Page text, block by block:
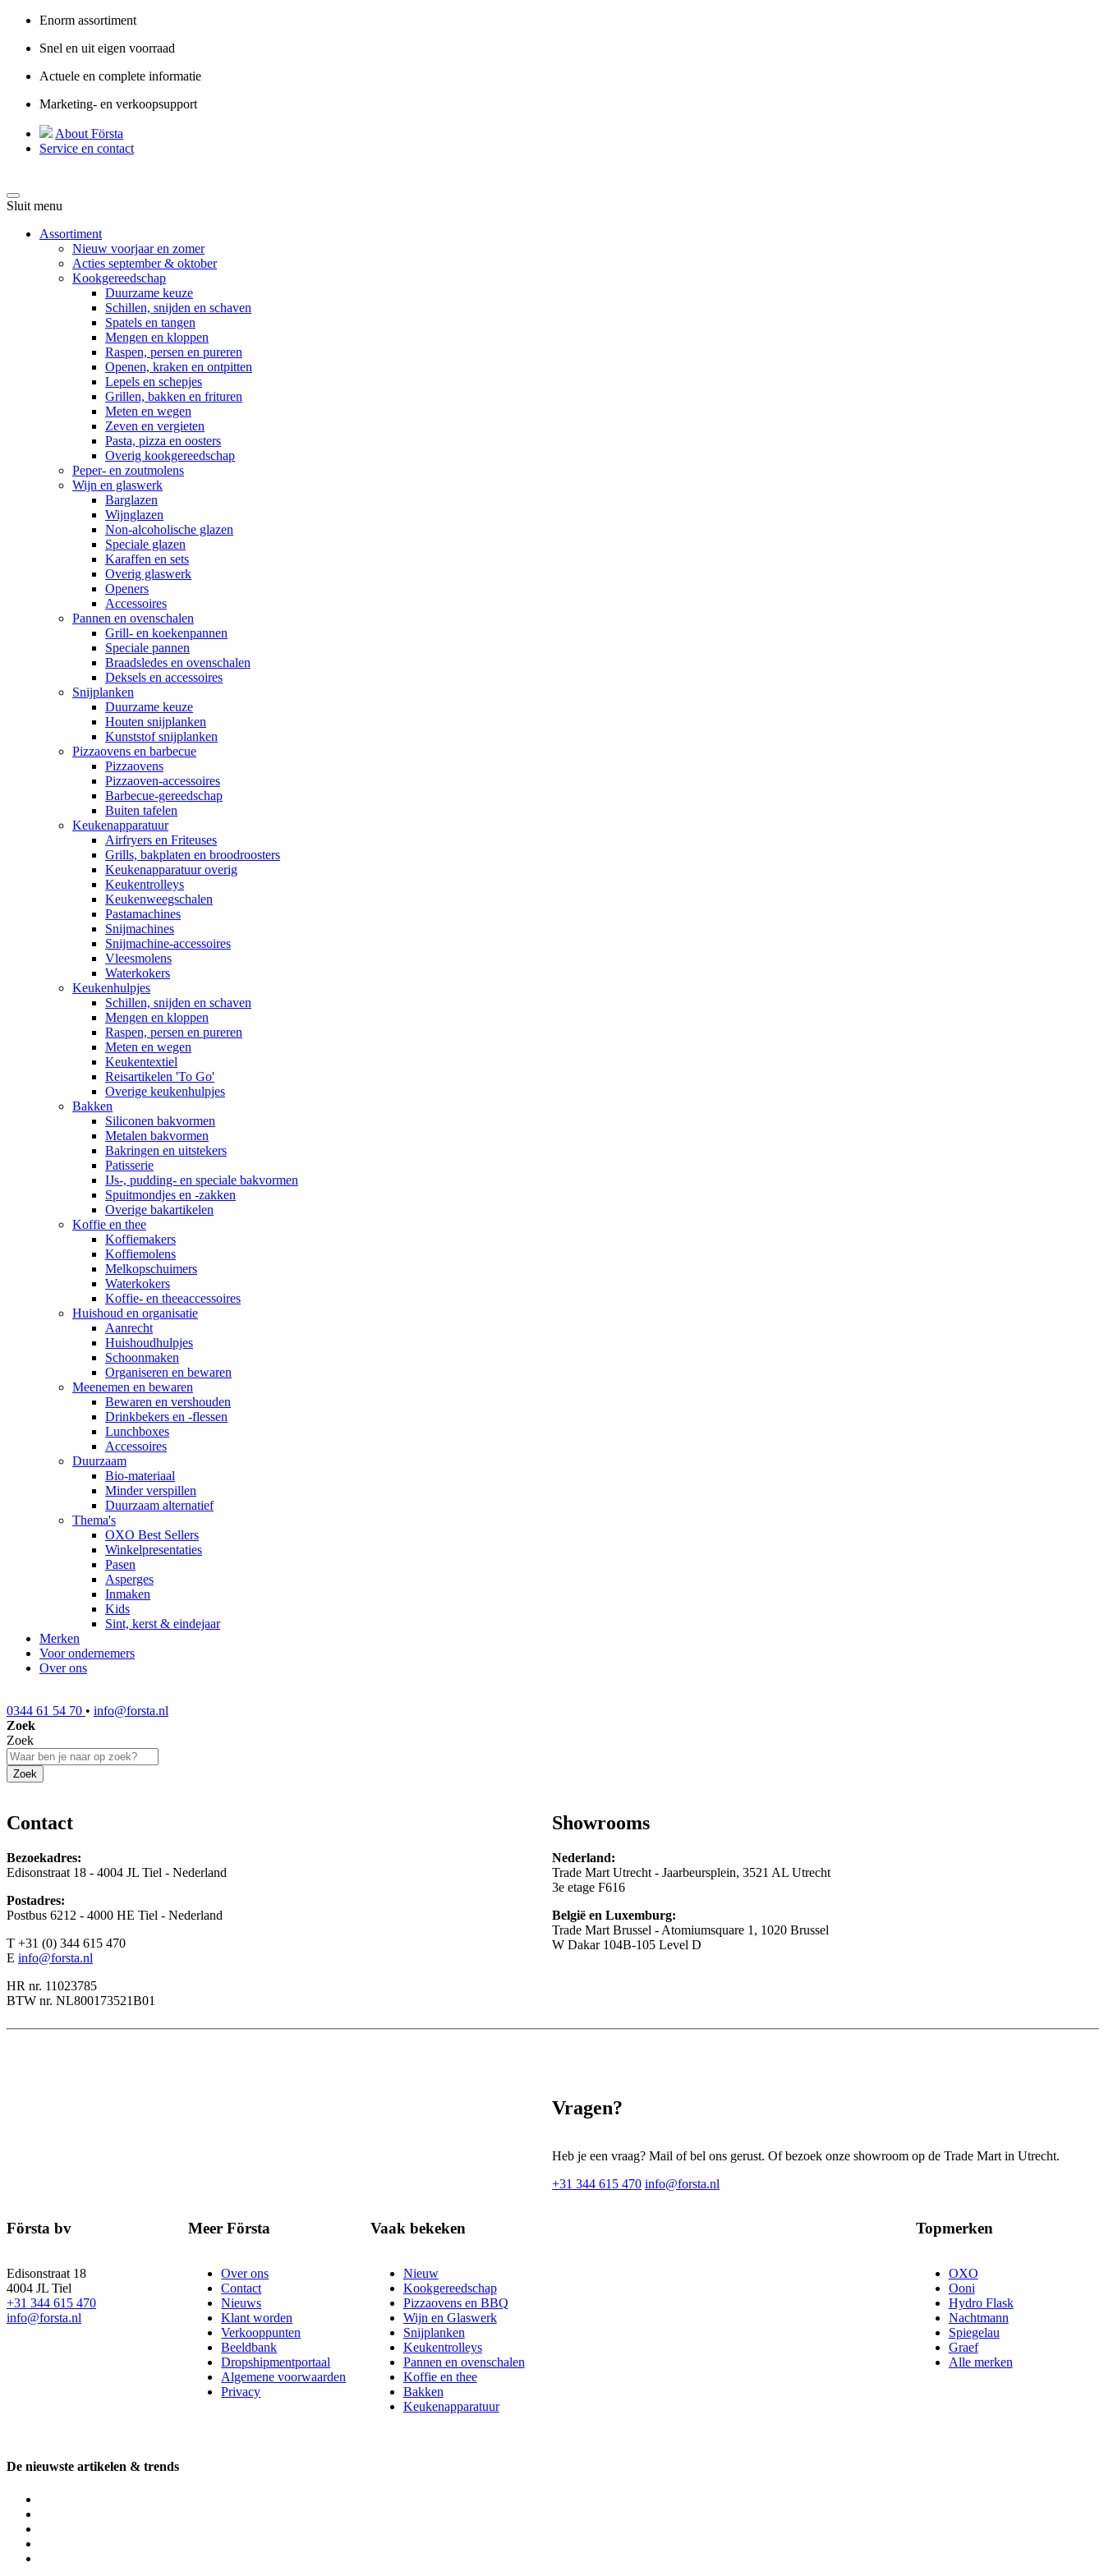
Enorm assortiment
Snel en uit eigen voorraad
Actuele en complete informatie
Marketing- en verkoopsupport
About Första
Service en contact
Sluit menu
Assortiment
Nieuw voorjaar en zomer
Acties september & oktober
Kookgereedschap
Duurzame keuze
Schillen, snijden en schaven
Spatels en tangen
Mengen en kloppen
Raspen, persen en pureren
Openen, kraken en ontpitten
Lepels en schepjes
Grillen, bakken en frituren
Meten en wegen
Zeven en vergieten
Pasta, pizza en oosters
Overig kookgereedschap
Peper- en zoutmolens
Wijn en glaswerk
Barglazen
Wijnglazen
Non-alcoholische glazen
Speciale glazen
Karaffen en sets
Overig glaswerk
Openers
Accessoires
Pannen en ovenschalen
Grill- en koekenpannen
Speciale pannen
Braadsledes en ovenschalen
Deksels en accessoires
Snijplanken
Duurzame keuze
Houten snijplanken
Kunststof snijplanken
Pizzaovens en barbecue
Pizzaovens
Pizzaoven-accessoires
Barbecue-gereedschap
Buiten tafelen
Keukenapparatuur
Airfryers en Friteuses
Grills, bakplaten en broodroosters
Keukenapparatuur overig
Keukentrolleys
Keukenweegschalen
Pastamachines
Snijmachines
Snijmachine-accessoires
Vleesmolens
Waterkokers
Keukenhulpjes
Schillen, snijden en schaven
Mengen en kloppen
Raspen, persen en pureren
Meten en wegen
Keukentextiel
Reisartikelen 'To Go'
Overige keukenhulpjes
Bakken
Siliconen bakvormen
Metalen bakvormen
Bakringen en uitstekers
Patisserie
IJs-, pudding- en speciale bakvormen
Spuitmondjes en -zakken
Overige bakartikelen
Koffie en thee
Koffiemakers
Koffiemolens
Melkopschuimers
Waterkokers
Koffie- en theeaccessoires
Huishoud en organisatie
Aanrecht
Huishoudhulpjes
Schoonmaken
Organiseren en bewaren
Meenemen en bewaren
Bewaren en vershouden
Drinkbekers en -flessen
Lunchboxes
Accessoires
Duurzaam
Bio-materiaal
Minder verspillen
Duurzaam alternatief
Thema's
OXO Best Sellers
Winkelpresentaties
Pasen
Asperges
Inmaken
Kids
Sint, kerst & eindejaar
Merken
Voor ondernemers
Over ons
0344 61 54 70 • info@forsta.nl
Zoek
Zoek
Zoek
Contact
Bezoekadres:
Edisonstraat 18 - 4004 JL Tiel - Nederland
Postadres:
Postbus 6212 - 4000 HE Tiel - Nederland
T +31 (0) 344 615 470
E info@forsta.nl
HR nr. 11023785
BTW nr. NL800173521B01
Showrooms
Nederland:
Trade Mart Utrecht - Jaarbeursplein, 3521 AL Utrecht
3e etage F616
België en Luxemburg:
Trade Mart Brussel - Atomiumsquare 1, 1020 Brussel
W Dakar 104B-105 Level D
Vragen?
Heb je een vraag? Mail of bel ons gerust. Of bezoek onze showroom op de Trade Mart in Utrecht.
+31 344 615 470 info@forsta.nl
Första bv
Edisonstraat 18
4004 JL Tiel
+31 344 615 470
info@forsta.nl
Meer Första
Over ons
Contact
Nieuws
Klant worden
Verkooppunten
Beeldbank
Dropshipmentportaal
Algemene voorwaarden
Privacy
Vaak bekeken
Nieuw
Kookgereedschap
Pizzaovens en BBQ
Wijn en Glaswerk
Snijplanken
Keukentrolleys
Pannen en ovenschalen
Koffie en thee
Bakken
Keukenapparatuur
Topmerken
OXO
Ooni
Hydro Flask
Nachtmann
Spiegelau
Graef
Alle merken
De nieuwste artikelen & trends